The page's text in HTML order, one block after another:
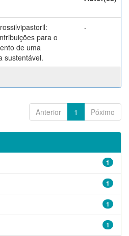
para o
de uma
sustentável.
-
Anterior 1 Póximo
1
1
1
1